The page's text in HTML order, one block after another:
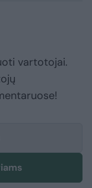
vartotojai.